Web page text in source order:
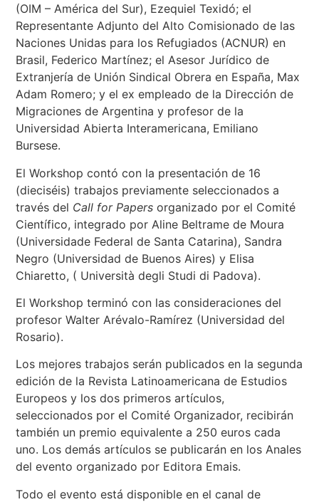
(OIM – América del Sur), Ezequiel Texidó; el
Representante Adjunto del Alto Comisionado de las
Naciones Unidas para los Refugiados (ACNUR) en
Brasil, Federico Martínez; el Asesor Jurídico de
Extranjería de Unión Sindical Obrera en España, Max
Adam Romero; y el ex empleado de la Dirección de
Migraciones de Argentina y profesor de la
Universidad Abierta Interamericana, Emiliano
Bursese.
El Workshop contó con la presentación de 16
(dieciséis) trabajos previamente seleccionados a
través del Call for Papers organizado por el Comité
Científico, integrado por Aline Beltrame de Moura
(Universidade Federal de Santa Catarina), Sandra
Negro (Universidad de Buenos Aires) y Elisa
Chiaretto, ( Università degli Studi di Padova).
El Workshop terminó con las consideraciones del
profesor Walter Arévalo-Ramírez (Universidad del
Rosario).
Los mejores trabajos serán publicados en la segunda
edición de la Revista Latinoamericana de Estudios
Europeos y los dos primeros artículos,
seleccionados por el Comité Organizador, recibirán
también un premio equivalente a 250 euros cada
uno. Los demás artículos se publicarán en los Anales
del evento organizado por Editora Emais.
Todo el evento está disponible en el canal de